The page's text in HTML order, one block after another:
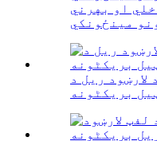
او بهرني
مینځونکي
لارښود ریل د